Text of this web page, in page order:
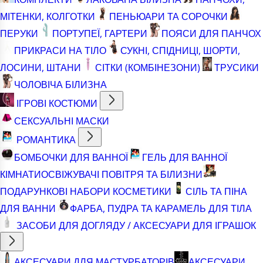
МІТЕНКИ, КОЛГОТКИ
ПЕНЬЮАРИ ТА СОРОЧКИ
ПЕРУКИ
ПОРТУПЕЇ, ГАРТЕРИ
ПОЯСИ ДЛЯ ПАНЧОХ
ПРИКРАСИ НА ТІЛО
СУКНІ, СПІДНИЦІ, ШОРТИ,
ЛОСИНИ, ШТАНИ
СІТКИ (КОМБІНЕЗОНИ)
ТРУСИКИ
ЧОЛОВІЧА БІЛИЗНА
ІГРОВІ КОСТЮМИ
СЕКСУАЛЬНІ МАСКИ
РОМАНТИКА
БОМБОЧКИ ДЛЯ ВАННОЇ
ГЕЛЬ ДЛЯ ВАННОЇ
КІМНАТИОСВІЖУВАЧІ ПОВІТРЯ ТА БІЛИЗНИ
ПОДАРУНКОВІ НАБОРИ КОСМЕТИКИ
СІЛЬ ТА ПІНА
ДЛЯ ВАННИ
ФАРБА, ПУДРА ТА КАРАМЕЛЬ ДЛЯ ТІЛА
ЗАСОБИ ДЛЯ ДОГЛЯДУ / АКСЕСУАРИ ДЛЯ ІГРАШОК